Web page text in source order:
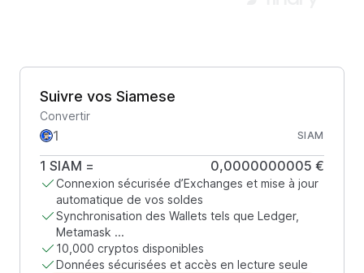
Suivre vos Siamese
Convertir
SIAM
1 SIAM = 0,0000000005 €
Connexion sécurisée d’Exchanges et mise à jour
automatique de vos soldes
Synchronisation des Wallets tels que Ledger,
Metamask ...
10,000 cryptos disponibles
Données sécurisées et accès en lecture seule